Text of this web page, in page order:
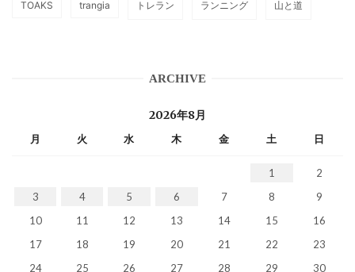
TOAKS trangia トレラン ランニング 山と道
ARCHIVE
2026年8月
月 火 水 木 金 土 日
1
2
3
4 5 6 7 8
9
10
11 12 13 14 15
16
17
18 19 20 21 22
23
24
25 26 27 28 29
30